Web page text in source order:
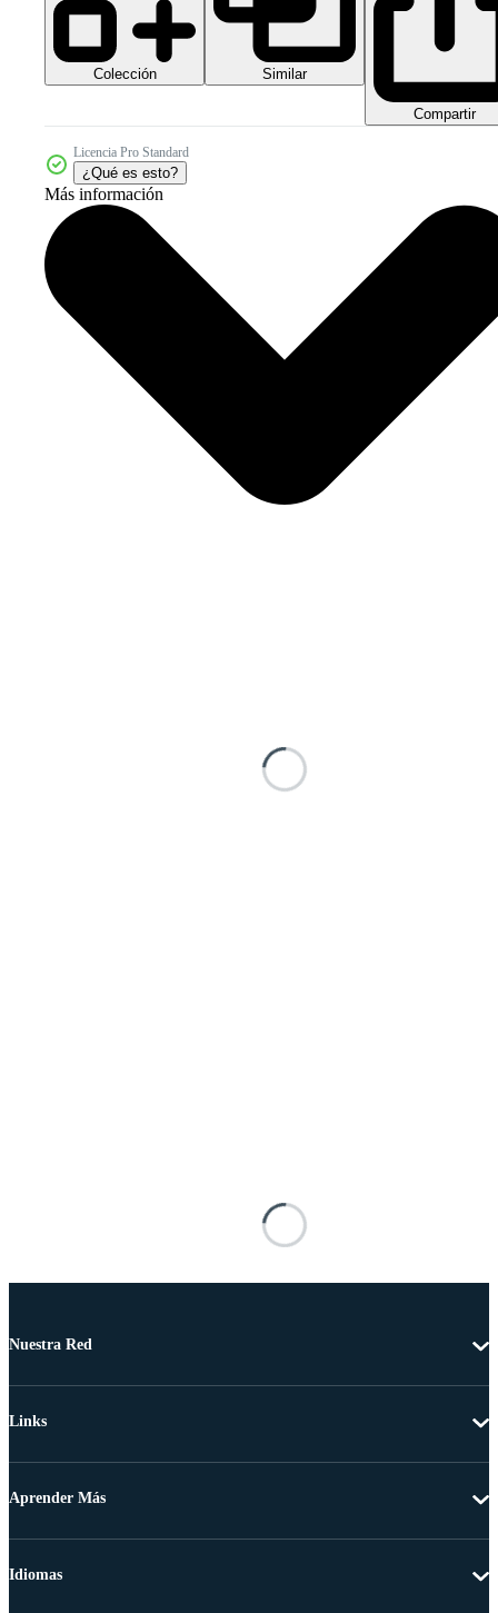
Colección Similar
Compartir
Licencia Pro Standard
¿Qué es esto?
Más información
Nuestra Red
Links
Aprender Más
Idiomas